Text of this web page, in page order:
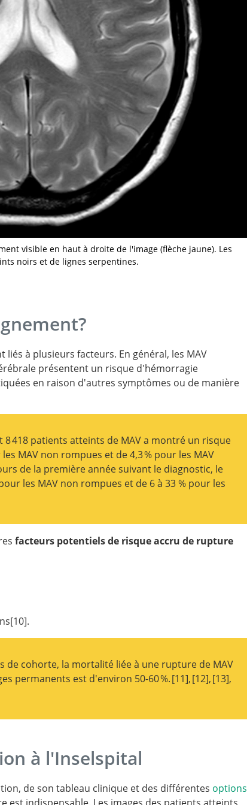
visible en haut à droite de l'image (flèche jaune). Les
noirs et de lignes serpentines.
liés à plusieurs facteurs. En général, les MAV
présentent un risque d'hémorragie
en raison d'autres symptômes ou de manière
418 patients atteints de MAV a montré un risque
MAV non rompues et de 4,3 % pour les MAV
of brain
de la première année suivant le diagnostic, le
les MAV non rompues et de 6 à 33 % pour les
natural
haemorrhage
facteurs potentiels de risque accru de rupture
10
analysis. Journal
.
de cohorte, la mortalité liée à une rupture de MAV
permanents est d'environ 50-60 %. 11 , 12
natural
, 13 ,
The natural
à l'Inselspital
de son tableau clinique et des différentes options